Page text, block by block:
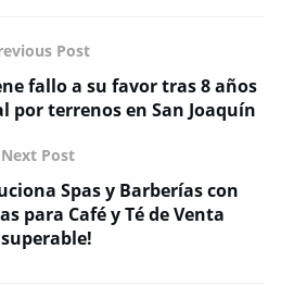
Post
fallo a su favor tras 8 años
por terrenos en San Joaquín
Next Post
Spas y Barberías con
para Café y Té de Venta